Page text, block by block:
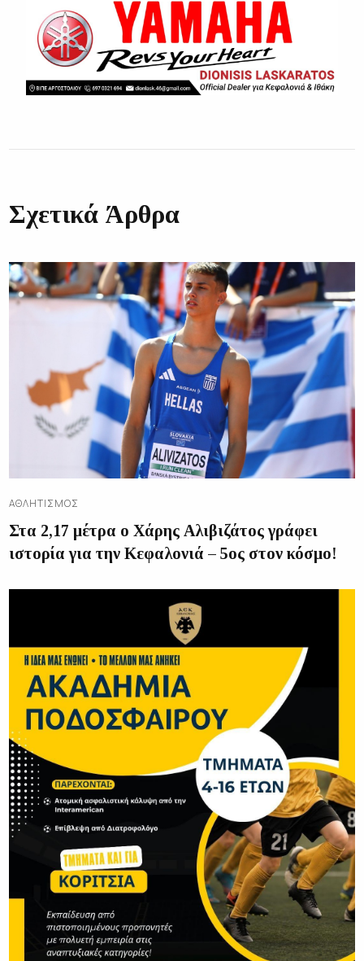
Σχετικά Άρθρα
ΑΘΛΗΤΙΣΜΌΣ
Στα 2,17 μέτρα ο Χάρης Αλιβιζάτος γράφει
ιστορία για την Κεφαλονιά – 5ος στον κόσμο!